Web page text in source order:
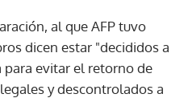
al que AFP tuvo
dicen estar "decididos a
para evitar el retorno de
y descontrolados a